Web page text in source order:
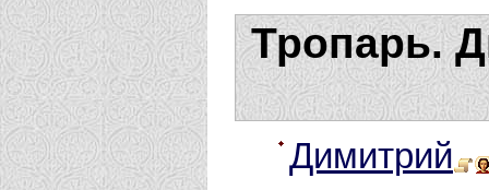
Тропарь.
Димитрий